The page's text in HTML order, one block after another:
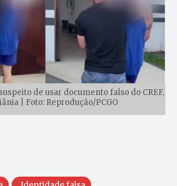
de usar documento falso do CREF,
| Foto: Reprodução/PCGO